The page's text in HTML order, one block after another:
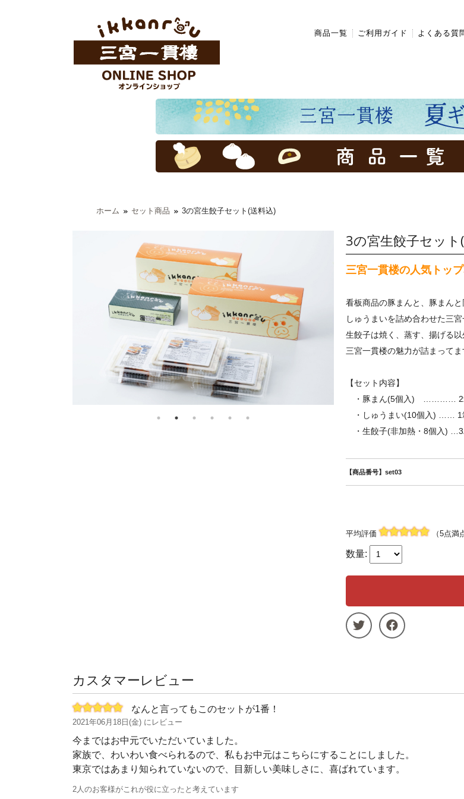
商品一覧 ご利用ガイド よくある質
ホーム セット商品 3の宮生餃子セット(送料込)
3の宮生餃子セット
三宮一貫楼の人気トッ
看板商品の豚まんと、豚まん
しゅうまいを詰め合わせた三
生餃子は焼く、蒸す、揚げる
三宮一貫楼の魅力が詰まってま
【セット内容】
・豚まん(5個入) …………
・しゅうまい(10個入) …… 1
・生餃子(非加熱・8個入) …3
【商品番号】set03
平均評価 （5点満
数量:
カスタマーレビュー
なんと言ってもこのセットが1番！
2021年06月18日(金) にレビュー
今まではお中元でいただいていました。
家族で、わいわい食べられるので、私もお中元はこちらにすることにしました。
東京ではあまり知られていないので、目新しい美味しさに、喜ばれています。
2人のお客様がこれが役に立ったと考えています